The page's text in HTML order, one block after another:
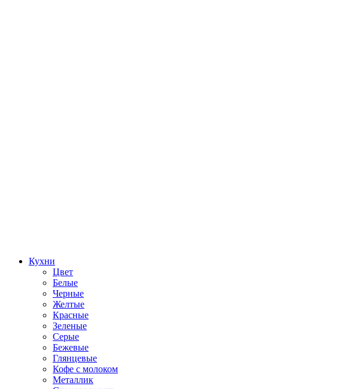
Кухни
Цвет
Белые
Черные
Желтые
Красные
Зеленые
Серые
Бежевые
Глянцевые
Кофе с молоком
Металлик